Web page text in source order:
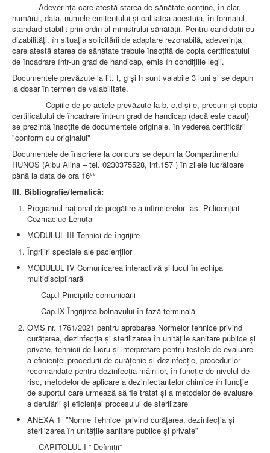
DECLARATIE MANAGER PRIVIND IMPLEMENTAREA
SISTEMULUI DE CALITATE 2019
PLAN MANAGEMENT
INTEGRITATE
ADMINISTRATIV
RESURSE UMANE
INFORMAŢII
PROGRAM VOLUNTARIAT
JURIDIC
LEGISLAȚIE
ECONOMIC
ACHIZIŢII PUBLICE
BUGET
CONTRACTE C.A.S.
CHELTUIELI
CONSILIU DE ETICĂ
CONTACT
INFORMAŢII CONTACT
RUTE ACCES
RELAȚIA CU MASS-MEDIA
REGULI ACCES MASS-MEDIA
ORAR AUDIENŢE
HARTĂ SITE
PROGRAMARE ONLINE
Adeverinţa care atestă starea de sănătate conţine, în clar,
numărul, data, numele emitentului şi calitatea acestuia, în formatul
standard stabilit prin ordin al ministrului sănătăţii. Pentru candidaţii cu
dizabilităţi, în situaţia solicitării de adaptare rezonabilă, adeverinţa
care atestă starea de sănătate trebuie însoţită de copia certificatului
de încadrare într-un grad de handicap, emis în condiţiile legii.
Documentele prevăzute la lit. f, g şi h sunt valabile 3 luni şi se depun
la dosar în termen de valabilitate.
Copiile de pe actele prevăzute la b, c,d și e, precum şi copia
certificatului de încadrare într-un grad de handicap (dacă este cazul)
se prezintă însoţite de documentele originale, în vederea certificării
"conform cu originalul"
Documentele de înscriere la concurs se depun la Compartimentul
RUNOS (Albu Alina – tel. 0230375528, int.157 ) în zilele lucrătoare
până la data de ora 16ºº
III. Bibliografie/tematică:
Programul național de pregătire a infirmierelor -as. Pr.licențiat
Cozmaciuc Lenuța
MODULUL III Tehnici de îngrijire
Îngrijiri speciale ale pacienților
MODULUL IV Comunicarea interactivă și lucul în echipa
multidisciplinară
Cap.I Pincipiile comunicării
Cap.IX Îngrijirea bolnavului în fază terminală
OMS nr. 1761/2021 pentru aprobarea Normelor tehnice privind
curăţarea, dezinfecţia şi sterilizarea în unităţile sanitare publice şi
private, tehnicii de lucru şi interpretare pentru testele de evaluare
a eficienţei procedurii de curăţenie şi dezinfecţie, procedurilor
recomandate pentru dezinfecţia mâinilor, în funcţie de nivelul de
risc, metodelor de aplicare a dezinfectantelor chimice în funcţie
de suportul care urmează să fie tratat şi a metodelor de evaluare
a derulării şi eficienţei procesului de sterilizare
ANEXA 1 ”Norme Tehnice privind curăţarea, dezinfecţia şi
sterilizarea în unităţile sanitare publice şi private”
CAPITOLUL I ” Definiţii”